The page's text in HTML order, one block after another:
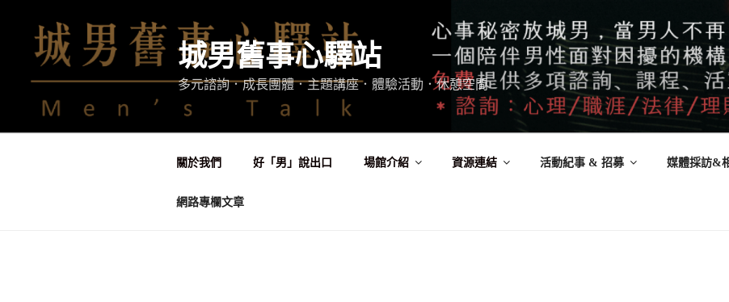
城男舊事心驛站
多元諮詢．成長團體．主題講座．體驗活動．休憩空間
關於我們 好「男」說出口 場館介紹 資源連結 活動紀事 & 招募 媒體採訪&
網路專欄文章